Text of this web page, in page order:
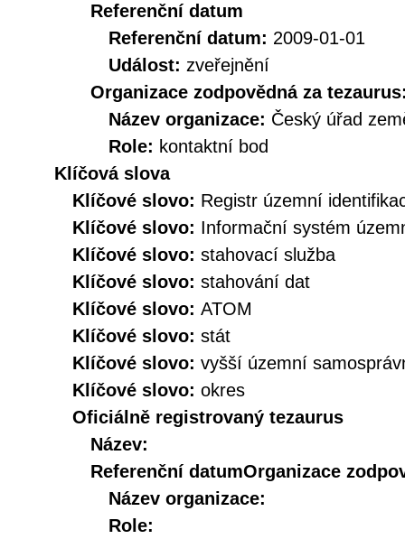
Referenční datum
Referenční datum: 2009-01-01
Událost: zveřejnění
Organizace zodpovědná za
Název organizace: Český úřad
Role: kontaktní bod
Klíčová slova
Klíčové slovo: Registr územní
Klíčové slovo: Informační systém
Klíčové slovo: stahovací služba
Klíčové slovo: stahování dat
Klíčové slovo: ATOM
Klíčové slovo: stát
Klíčové slovo: vyšší územní
Klíčové slovo: okres
Oficiálně registrovaný tezaurus
Název:
Referenční datumOrganizace
Název organizace:
Role: